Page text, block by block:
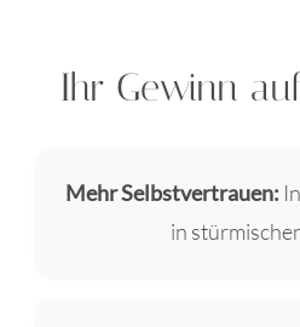
Ihr Gewinn
Mehr Selbstvertrauen:
in